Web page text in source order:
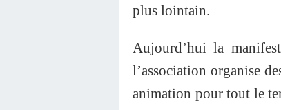
plus lointain.
Aujourd’hui la
l’association organise
animation pour tout le